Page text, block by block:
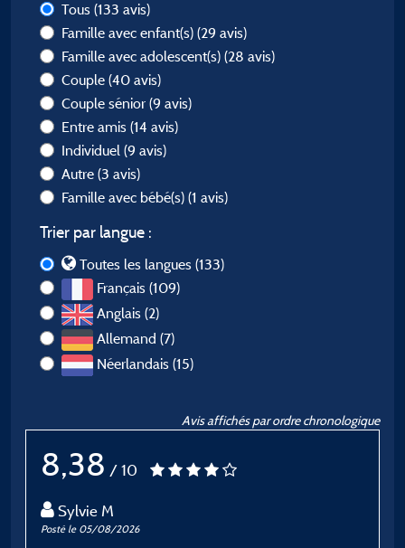
Tous (133 avis)
Famille avec enfant(s) (29 avis)
Famille avec adolescent(s) (28 avis)
Couple (40 avis)
Couple sénior (9 avis)
Entre amis (14 avis)
Individuel (9 avis)
Autre (3 avis)
Famille avec bébé(s) (1 avis)
Trier par langue :
Toutes les langues (133)
Français (109)
Anglais (2)
Allemand (7)
Néerlandais (15)
Avis affichés par ordre chronologique
8,38 / 10
Sylvie M
Posté le 05/08/2026